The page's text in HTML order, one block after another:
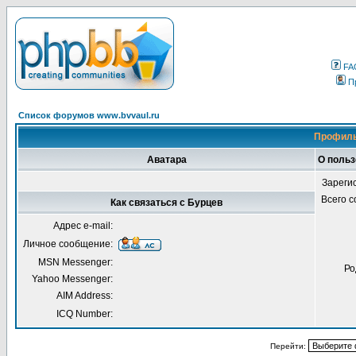
Список форумов www.bvvaul.ru
Аватара О
Всего
Как связаться с Бурцев
Адрес e-mail:
Личное сообщение:
MSN Messenger:
Yahoo Messenger:
AIM Address:
ICQ Number:
Перейти: